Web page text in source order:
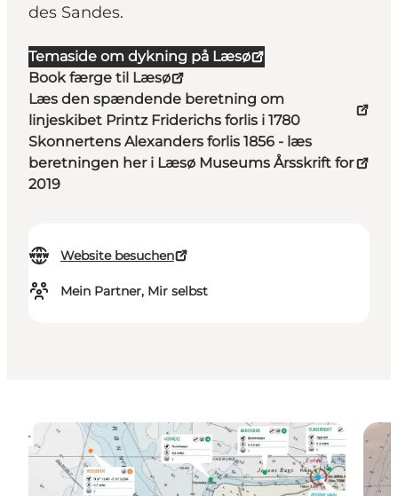
des Sandes.
Temaside om dykning på Læsø
Book færge til Læsø
Læs den spændende beretning om
linjeskibet Printz Friderichs forlis i 1780
Skonnertens Alexanders forlis 1856 - læs
beretningen her i Læsø Museums Årsskrift for
2019
Website besuchen
Mein Partner, Mir selbst